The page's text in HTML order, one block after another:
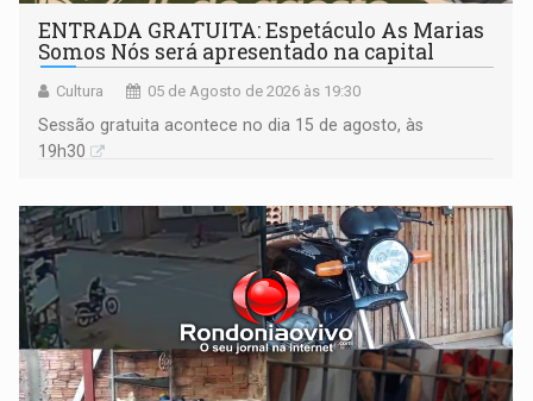
ENTRADA GRATUITA: Espetáculo As Marias
Somos Nós será apresentado na capital
Cultura 05 de Agosto de 2026 às 19:30
Sessão gratuita acontece no dia 15 de agosto, às
19h30